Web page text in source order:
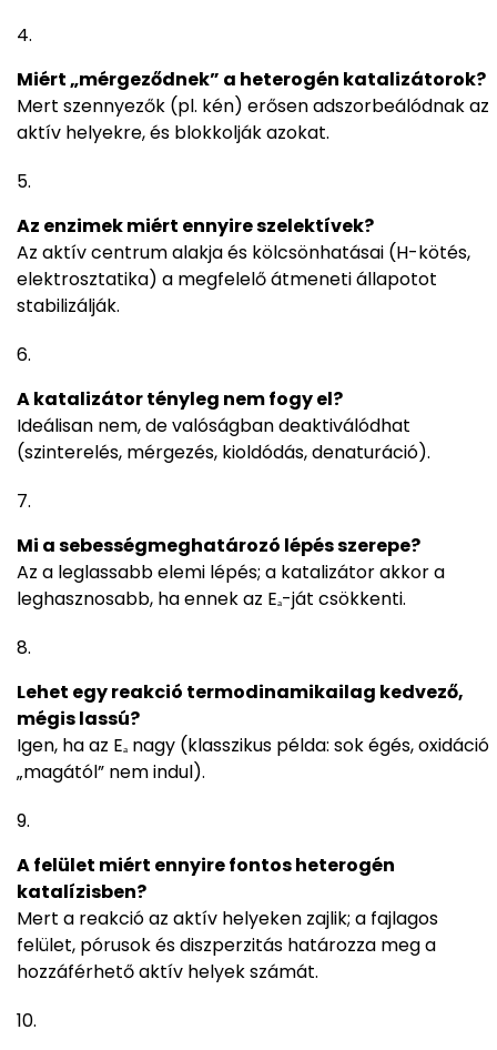
Miért „mérgeződnek” a heterogén katalizátorok?
Mert szennyezők (pl. kén) erősen adszorbeálódnak az
aktív helyekre, és blokkolják azokat.
Az enzimek miért ennyire szelektívek?
Az aktív centrum alakja és kölcsönhatásai (H-kötés,
elektrosztatika) a megfelelő átmeneti állapotot
stabilizálják.
A katalizátor tényleg nem fogy el?
Ideálisan nem, de valóságban deaktiválódhat
(szinterelés, mérgezés, kioldódás, denaturáció).
Mi a sebességmeghatározó lépés szerepe?
Az a leglassabb elemi lépés; a katalizátor akkor a
leghasznosabb, ha ennek az Eₐ-ját csökkenti.
Lehet egy reakció termodinamikailag kedvező,
mégis lassú?
Igen, ha az Eₐ nagy (klasszikus példa: sok égés, oxidáció
„magától” nem indul).
A felület miért ennyire fontos heterogén
katalízisben?
Mert a reakció az aktív helyeken zajlik; a fajlagos
felület, pórusok és diszperzitás határozza meg a
hozzáférhető aktív helyek számát.